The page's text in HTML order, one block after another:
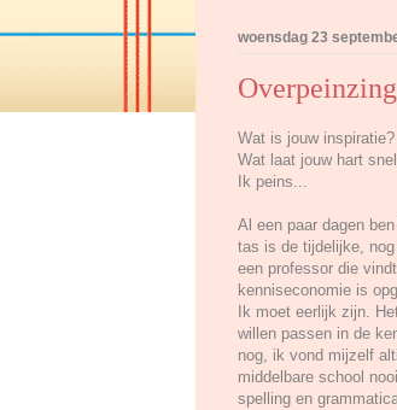
woensdag 23
Overpeinzing
Wat is jouw inspiratie?
Wat laat jouw hart
Ik peins...
Al een paar dagen
tas is de tijdelijke,
een professor die
kenniseconomie is
Ik moet eerlijk zijn.
willen passen in de
nog, ik vond mijzelf
middelbare school
spelling en